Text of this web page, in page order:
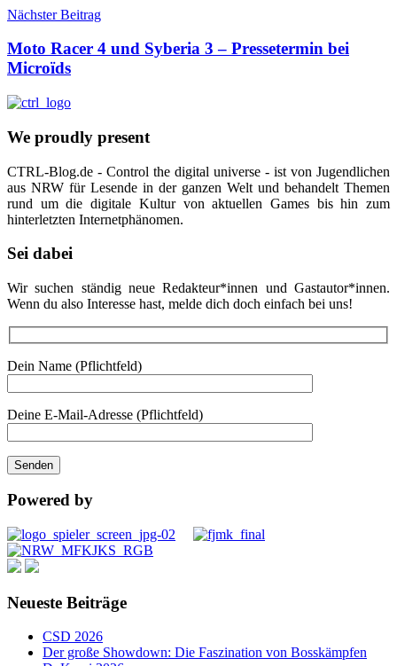
Nächster Beitrag
Moto Racer 4 und Syberia 3 – Pressetermin bei
Microïds
We proudly present
CTRL-Blog.de - Control the digital universe - ist von Jugendlichen
aus NRW für Lesende in der ganzen Welt und behandelt Themen
rund um die digitale Kultur von aktuellen Games bis hin zum
hinterletzten Internetphänomen.
Sei dabei
Wir suchen ständig neue Redakteur*innen und Gastautor*innen.
Wenn du also Interesse hast, melde dich doch einfach bei uns!
Dein Name (Pflichtfeld)
Deine E-Mail-Adresse (Pflichtfeld)
Powered by
Neueste Beiträge
CSD 2026
Der große Showdown: Die Faszination von Bosskämpfen